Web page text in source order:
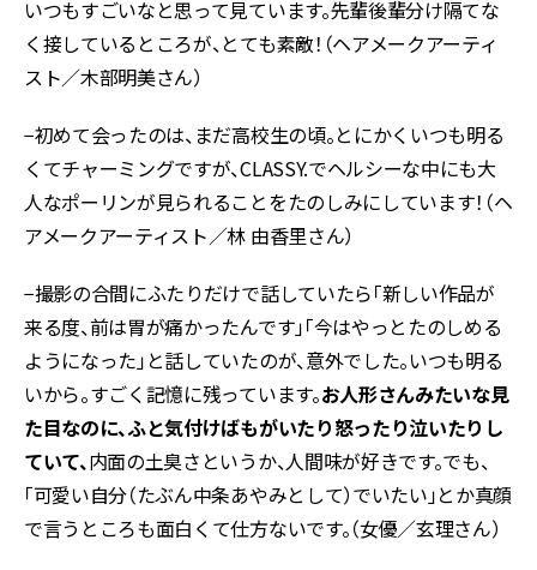
いつもすごいなと思って見ています。先輩後輩分け隔てな
く接しているところが、とても素敵！（ヘアメークアーティ
スト／木部明美さん）
−初めて会ったのは、まだ高校生の頃。とにかくいつも明る
くてチャーミングですが、CLASSY.でヘルシーな中にも大
人なポーリンが見られることをたのしみにしています！（ヘ
アメークアーティスト／林 由香里さん）
−撮影の合間にふたりだけで話していたら「新しい作品が
来る度、前は胃が痛かったんです」「今はやっとたのしめる
ようになった」と話していたのが、意外でした。いつも明る
いから。すごく記憶に残っています。お人形さんみたいな見
た目なのに、ふと気付けばもがいたり怒ったり泣いたりし
ていて、内面の土臭さというか、人間味が好きです。でも、
「可愛い自分（たぶん中条あやみとして）でいたい」とか真顔
で言うところも面白くて仕方ないです。（女優／玄理さん）